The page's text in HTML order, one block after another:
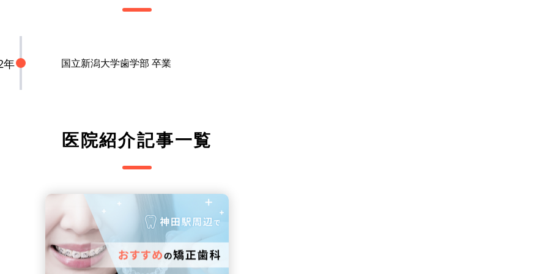
年 国立新潟大学歯学部 卒業
医院紹介記事一覧